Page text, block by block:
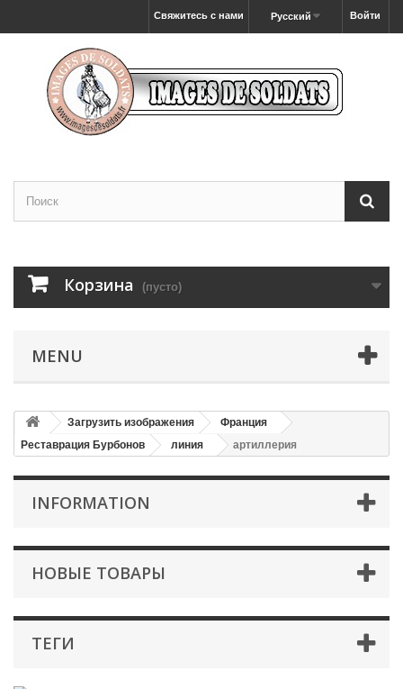
Войти
Русский
Свяжитесь с нами
Корзина (пусто)
MENU
Загрузить изображения
Франция
Реставрация Бурбонов
линия артиллерия
INFORMATION
НОВЫЕ ТОВАРЫ
ТЕГИ